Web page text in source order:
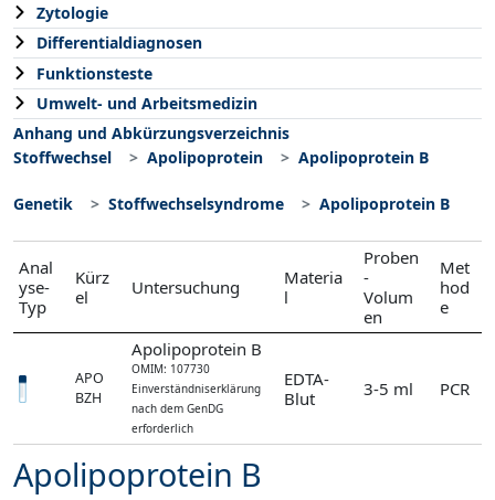
Zytologie
Differentialdiagnosen
Funktionsteste
Umwelt- und Arbeitsmedizin
Anhang und Abkürzungsverzeichnis
Stoffwechsel
Apolipoprotein Apolipoprotein B
Genetik Stoffwechselsyndrome Apolipoprotein B
Anal
yse-
Typ
Kürz
el
Untersuchung
Materia
l
Proben
-
Volum
en
Met
hod
e
APO
BZH
Apolipoprotein B
OMIM: 107730
Einverständniserklärung
nach dem GenDG
erforderlich
EDTA-
Blut
3-5 ml PCR
Apolipoprotein B